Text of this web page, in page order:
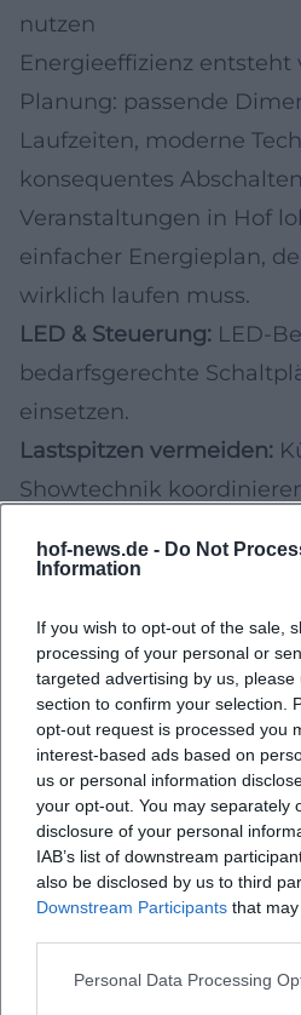
hof-news.de - Do Not
Information
If you wish to opt-out of the sale,
processing of your personal or
targeted advertising by us,
section to confirm your selection.
opt-out request is processed you
interest-based ads based on
us or personal information
your opt-out. You may separately
disclosure of your personal
IAB’s list of downstream
also be disclosed by us to third
Downstream Participants that
Personal Data Processing
nutzen
Energieeffizienz entsteht
Planung: passende
Laufzeiten, moderne
konsequentes
Veranstaltungen in Hof
einfacher Energieplan,
wirklich laufen muss.
LED & Steuerung: LED-
bedarfsgerechte
einsetzen.
Lastspitzen vermeiden:
Showtechnik
Ökostrom nutzen, wo
möglichst effizient
Material & Medien
Tickets/Pläne
nötig, und dann auf
Wiederverwendbare
Mietausstattung und
Beschilderung
künftigen Events erneut
Auch Wasser- und